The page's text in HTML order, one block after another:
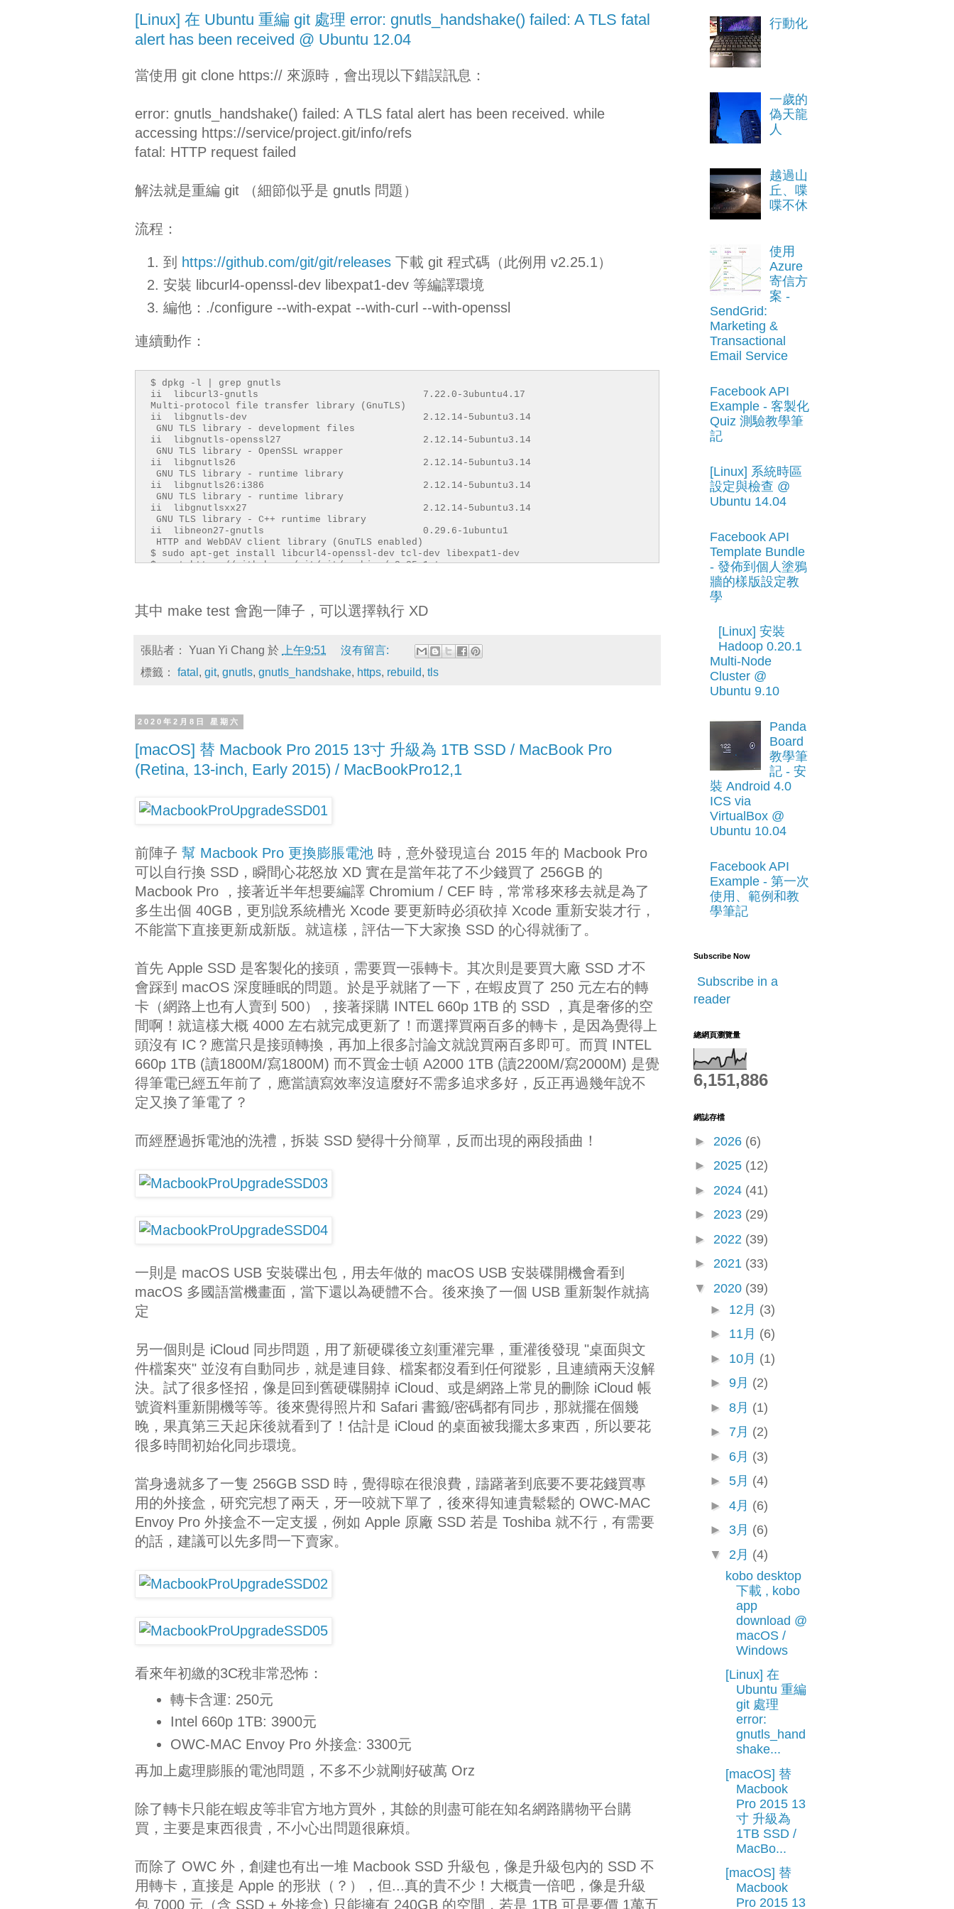
[Linux] 在 Ubuntu 重編 git 處理 error: gnutls_handshake() failed: A TLS fatal
alert has been received @ Ubuntu 12.04
當使用 git clone https:// 來源時，會出現以下錯誤訊息：
error: gnutls_handshake() failed: A TLS fatal alert has been received. while
accessing https://service/project.git/info/refs
fatal: HTTP request failed
解法就是重編 git （細節似乎是 gnutls 問題）
流程：
到 https://github.com/git/git/releases 下載 git 程式碼（此例用 v2.25.1）
安裝 libcurl4-openssl-dev libexpat1-dev 等編譯環境
編他：./configure --with-expat --with-curl --with-openssl
連續動作：
$ dpkg -l | grep gnutls
ii libcurl3-gnutls 7.22.0-3ubuntu4.17
Multi-protocol file transfer library (GnuTLS)
ii libgnutls-dev 2.12.14-5ubuntu3.14
GNU TLS library - development files
ii libgnutls-openssl27 2.12.14-5ubuntu3.14
GNU TLS library - OpenSSL wrapper
ii libgnutls26 2.12.14-5ubuntu3.14
GNU TLS library - runtime library
ii libgnutls26:i386 2.12.14-5ubuntu3.14
GNU TLS library - runtime library
ii libgnutlsxx27 2.12.14-5ubuntu3.14
GNU TLS library - C++ runtime library
ii libneon27-gnutls 0.29.6-1ubuntu1
HTTP and WebDAV client library (GnuTLS enabled)
$ sudo apt-get install libcurl4-openssl-dev tcl-dev libexpat1-dev
$ wget https://github.com/git/git/archive/v2.25.1.tar.gz
$ make test
其中 make test 會跑一陣子，可以選擇執行 XD
張貼者： Yuan Yi Chang 於 上午9:51
沒有留言:
標籤： fatal, git, gnutls, gnutls_handshake, https, rebuild, tls
2020年2月8日 星期六
[macOS] 替 Macbook Pro 2015 13寸 升級為 1TB SSD / MacBook Pro
(Retina, 13-inch, Early 2015) / MacBookPro12,1
前陣子 幫 Macbook Pro 更換膨脹電池 時，意外發現這台 2015 年的 Macbook Pro
可以自行換 SSD，瞬間心花怒放 XD 實在是當年花了不少錢買了 256GB 的
Macbook Pro ，接著近半年想要編譯 Chromium / CEF 時，常常移來移去就是為了
多生出個 40GB，更別說系統槽光 Xcode 要更新時必須砍掉 Xcode 重新安裝才行，
不能當下直接更新成新版。就這樣，評估一下大家換 SSD 的心得就衝了。
首先 Apple SSD 是客製化的接頭，需要買一張轉卡。其次則是要買大廠 SSD 才不
會踩到 macOS 深度睡眠的問題。於是乎就賭了一下，在蝦皮買了 250 元左右的轉
卡（網路上也有人賣到 500），接著採購 INTEL 660p 1TB 的 SSD ，真是奢侈的空
間啊！就這樣大概 4000 左右就完成更新了！而選擇買兩百多的轉卡，是因為覺得上
頭沒有 IC？應當只是接頭轉換，再加上很多討論文就說買兩百多即可。而買 INTEL
660p 1TB (讀1800M/寫1800M) 而不買金士頓 A2000 1TB (讀2200M/寫2000M) 是覺
得筆電已經五年前了，應當讀寫效率沒這麼好不需多追求多好，反正再過幾年說不
定又換了筆電了？
而經歷過拆電池的洗禮，拆裝 SSD 變得十分簡單，反而出現的兩段插曲！
一則是 macOS USB 安裝碟出包，用去年做的 macOS USB 安裝碟開機會看到
macOS 多國語當機畫面，當下還以為硬體不合。後來換了一個 USB 重新製作就搞
定
另一個則是 iCloud 同步問題，用了新硬碟後立刻重灌完畢，重灌後發現 "桌面與文
件檔案夾" 並沒有自動同步，就是連目錄、檔案都沒看到任何蹤影，且連續兩天沒解
決。試了很多怪招，像是回到舊硬碟關掉 iCloud、或是網路上常見的刪除 iCloud 帳
號資料重新開機等等。後來覺得照片和 Safari 書籤/密碼都有同步，那就擺在個幾
晚，果真第三天起床後就看到了！估計是 iCloud 的桌面被我擺太多東西，所以要花
很多時間初始化同步環境。
當身邊就多了一隻 256GB SSD 時，覺得晾在很浪費，躊躇著到底要不要花錢買專
用的外接盒，研究完想了兩天，牙一咬就下單了，後來得知連貴鬆鬆的 OWC-MAC
Envoy Pro 外接盒不一定支援，例如 Apple 原廠 SSD 若是 Toshiba 就不行，有需要
的話，建議可以先多問一下賣家。
看來年初繳的3C稅非常恐怖：
轉卡含運: 250元
Intel 660p 1TB: 3900元
OWC-MAC Envoy Pro 外接盒: 3300元
再加上處理膨脹的電池問題，不多不少就剛好破萬 Orz
除了轉卡只能在蝦皮等非官方地方買外，其餘的則盡可能在知名網路購物平台購
買，主要是東西很貴，不小心出問題很麻煩。
而除了 OWC 外，創建也有出一堆 Macbook SSD 升級包，像是升級包內的 SSD 不
用轉卡，直接是 Apple 的形狀（？），但...真的貴不少！大概貴一倍吧，像是升級
包 7000 元（含 SSD + 外接盒) 只能擁有 240GB 的空間，若是 1TB 可是要價 1萬五
行動化
一歲的
偽天龍
人
越過山
丘、喋
喋不休
使用
Azure
寄信方
案 -
SendGrid:
Marketing &
Transactional
Email Service
Facebook API
Example - 客製化
Quiz 測驗教學筆
記
[Linux] 系統時區
設定與檢查 @
Ubuntu 14.04
Facebook API
Template Bundle
- 發佈到個人塗鴉
牆的樣版設定教
學
[Linux] 安裝
Hadoop 0.20.1
Multi-Node
Cluster @
Ubuntu 9.10
Panda
Board
教學筆
記 - 安
裝 Android 4.0
ICS via
VirtualBox @
Ubuntu 10.04
Facebook API
Example - 第一次
使用、範例和教
學筆記
Subscribe Now
Subscribe in a
reader
總網頁瀏覽量
6,151,886
網誌存檔
► 2026 (6)
► 2025 (12)
► 2024 (41)
► 2023 (29)
► 2022 (39)
► 2021 (33)
▼ 2020 (39)
► 12月 (3)
► 11月 (6)
► 10月 (1)
► 9月 (2)
► 8月 (1)
► 7月 (2)
► 6月 (3)
► 5月 (4)
► 4月 (6)
► 3月 (6)
▼ 2月 (4)
kobo desktop
下載 , kobo
app
download @
macOS /
Windows
[Linux] 在
Ubuntu 重編
git 處理
error:
gnutls_hand
shake...
[macOS] 替
Macbook
Pro 2015 13
寸 升級為
1TB SSD /
MacBo...
[macOS] 替
Macbook
Pro 2015 13